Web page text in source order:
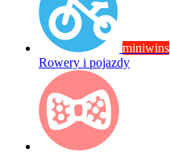
miniwins
Rowery i pojazdy